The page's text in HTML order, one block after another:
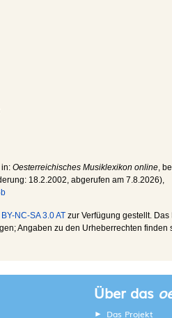
in: Oesterreichisches Musiklexikon online,
18.2.2002, abgerufen am 7.8.2026),
NC-SA 3.0 AT zur Verfügung gestellt. Das
Angaben zu den Urheberrechten finden
Über das
Das Projekt